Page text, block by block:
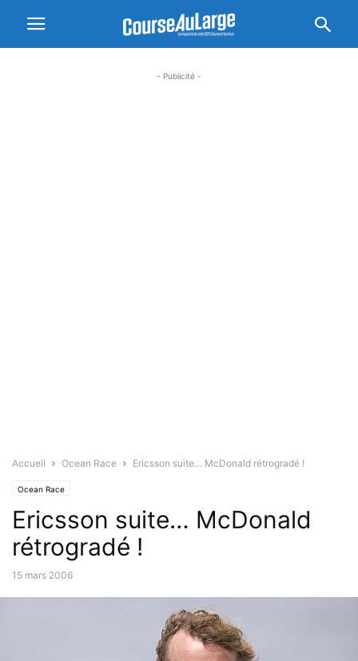
- Publicité -
Accueil Ocean Race Ericsson suite… McDonald rétrogradé !
Ocean Race
Ericsson suite… McDonald
rétrogradé !
15 mars 2006